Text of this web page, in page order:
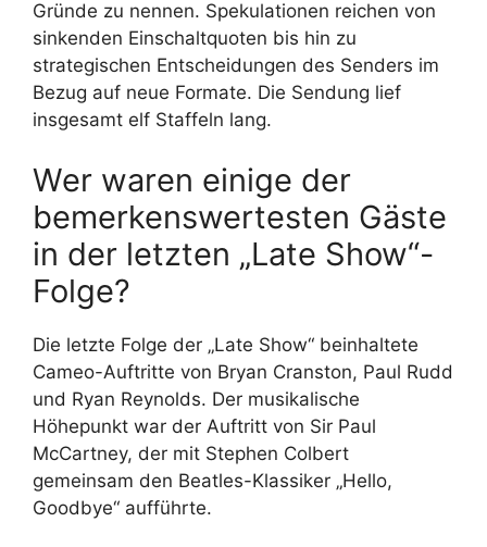
Gründe zu nennen. Spekulationen reichen von
sinkenden Einschaltquoten bis hin zu
strategischen Entscheidungen des Senders im
Bezug auf neue Formate. Die Sendung lief
insgesamt elf Staffeln lang.
Wer waren einige der
bemerkenswertesten Gäste
in der letzten „Late Show“-
Folge?
Die letzte Folge der „Late Show“ beinhaltete
Cameo-Auftritte von Bryan Cranston, Paul Rudd
und Ryan Reynolds. Der musikalische
Höhepunkt war der Auftritt von Sir Paul
McCartney, der mit Stephen Colbert
gemeinsam den Beatles-Klassiker „Hello,
Goodbye“ aufführte.